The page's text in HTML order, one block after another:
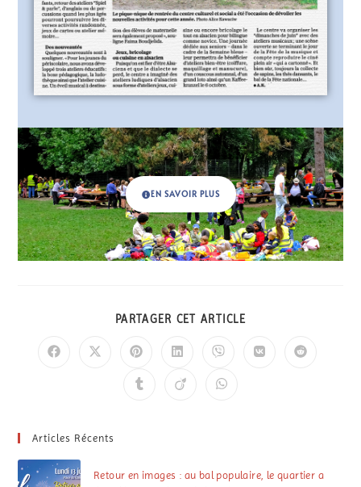
EN SAVOIR PLUS
PARTAGER CET ARTICLE
Articles Récents
Retour en images : au bal populaire, le quartier a